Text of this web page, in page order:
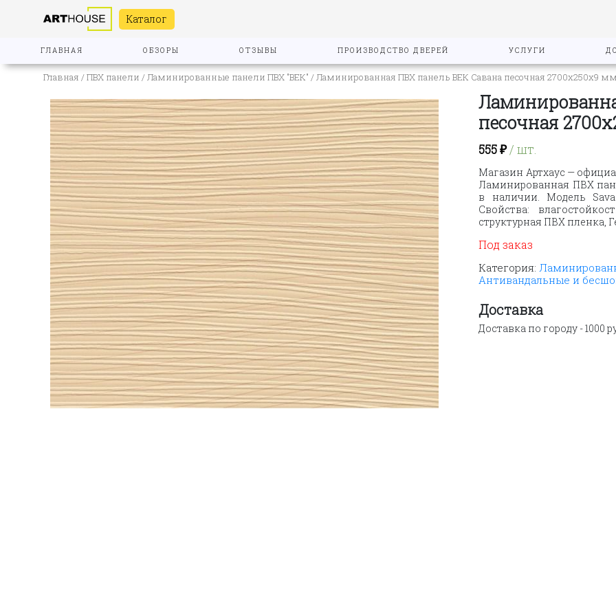
Каталог
ГЛАВНАЯ ОБЗОРЫ ОТЗЫВЫ ПРОИЗВОДСТВО ДВЕРЕЙ УСЛУГИ
Главная /ПВХ панели / Ламинированные панели ПВХ "ВЕК" / Ламинированная ПВХ панель ВЕК Савана песочная 2700х250х9
песочная
555₽/ шт.
Магазин Артхаус —
Ламинированная ПВХ
в наличии. Модель
Свойства:
структурная ПВХ пленка,
Под заказ
Категория:
Антивандальные и
Доставка
Доставка по городу - 1000